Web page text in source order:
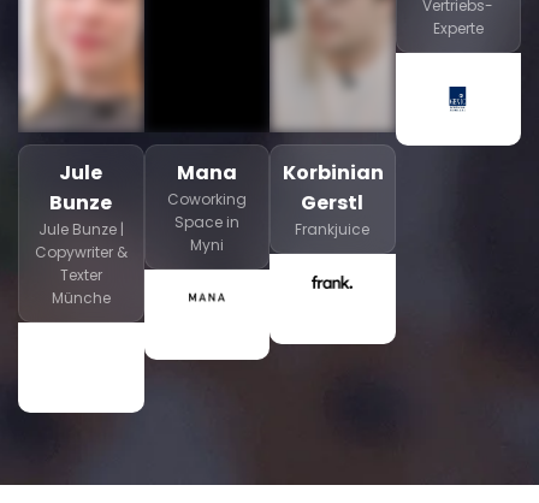
Jule
Bunze
Jule Bunze |
Copywriter &
Texter
Münche
Mana
Coworking
Space in
Myni
Korbinian
Gerstl
Frankjuice
Vertriebs-
Experte